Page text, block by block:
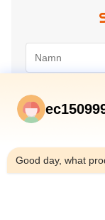
Good day, what